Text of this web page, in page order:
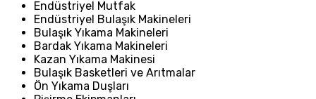
Endüstriyel Mutfak
Endüstriyel Bulaşık Makineleri
Bulaşık Yıkama Makineleri
Bardak Yıkama Makineleri
Kazan Yıkama Makinesi
Bulaşık Basketleri ve Arıtmalar
Ön Yıkama Duşları